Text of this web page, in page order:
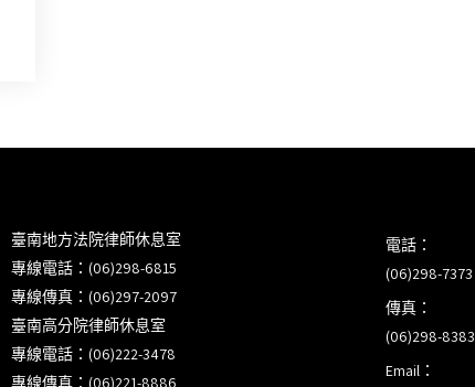
臺南地方法院律師休息室
專線電話：(06)298-6815
專線傳真：(06)297-2097
臺南高分院律師休息室
專線電話：(06)222-3478
專線傳真：(06)221-8886
電話：
(06)298-7373
傳真：
(06)298-8383
Email：